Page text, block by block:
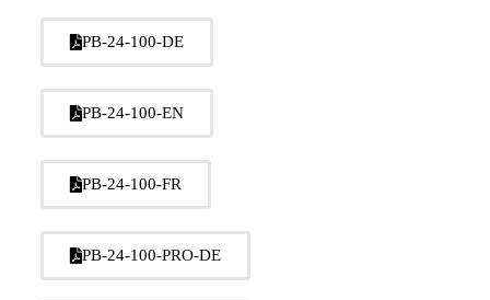
PB-24-100-DE
PB-24-100-EN
PB-24-100-FR
PB-24-100-PRO-DE